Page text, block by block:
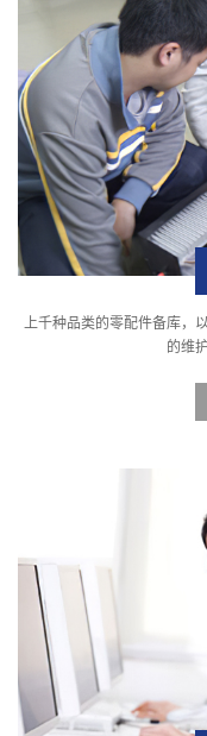
上千种品类的零配件备库，
的维